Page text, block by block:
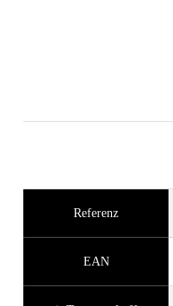
Referenz
EAN